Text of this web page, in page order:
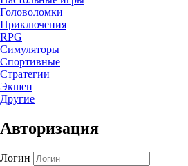
Головоломки
Приключения
RPG
Симуляторы
Спортивные
Стратегии
Экшен
Другие
Авторизация
Логин